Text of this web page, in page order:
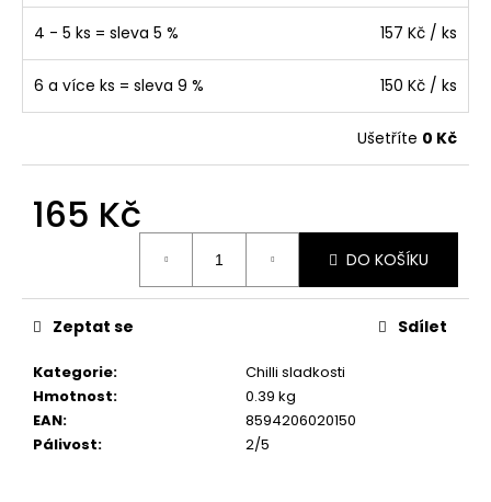
4 - 5 ks = sleva 5 % 157 Kč / ks
6 a více ks = sleva 9 % 150 Kč / ks
Ušetříte 0 Kč
165 Kč
DO KOŠÍKU
Kategorie:
Chilli sladkosti
Hmotnost:
0.39 kg
EAN:
8594206020150
Pálivost: 2/5
Zeptat se Sdílet
D
o
p
o
r
č
SET
CHILLI
PRODUKTŮ
095